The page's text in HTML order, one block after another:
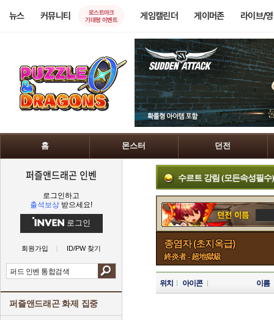
뉴스 커뮤니티
로스트아크
기대평 이벤트
게임캘린더 게이머존 라이브/
홈 몬스터 던전
퍼즐앤드래곤 인벤
로그인하고
출석보상 받으세요!
로그인
회원가입 ID/PW 찾기
퍼즐앤드래곤 화제 집중
수르트 강림 (모든속성필수)
종염자 (초지옥급)
終炎者 - 超地獄級
위치 아이콘 이름